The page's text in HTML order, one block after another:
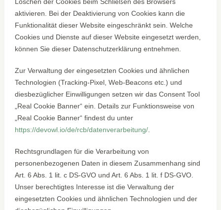
aktivieren. Bei der Deaktivierung von Cookies kann die
Funktionalität dieser Website eingeschränkt sein. Welche
Cookies und Dienste auf dieser Website eingesetzt werden,
können Sie dieser Datenschutzerklärung entnehmen.
Zur Verwaltung der eingesetzten Cookies und ähnlichen
Technologien (Tracking-Pixel, Web-Beacons etc.) und
diesbezüglicher Einwilligungen setzen wir das Consent Tool
„Real Cookie Banner“ ein. Details zur Funktionsweise von
„Real Cookie Banner“ findest du unter
https://devowl.io/de/rcb/datenverarbeitung/
Rechtsgrundlagen für die Verarbeitung von
personenbezogenen Daten in diesem Zusammenhang sind
Art. 6 Abs. 1 lit. c DS-GVO und Art. 6 Abs. 1 lit. f DS-GVO.
Unser berechtigtes Interesse ist die Verwaltung der
eingesetzten Cookies und ähnlichen Technologien und der